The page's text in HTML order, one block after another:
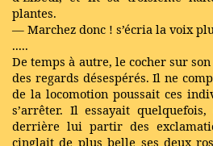
plantes.
— Marchez donc ! s’écria la voix
.....
De temps à autre, le cocher sur
des regards désespérés. Il ne
de la locomotion poussait ces
s’arrêter. Il essayait
derrière lui partir des
cinglait de plus belle ses deux